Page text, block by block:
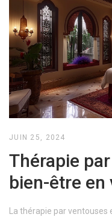
JUIN 25, 2024
Thérapie
bien-être en
La thérapie par